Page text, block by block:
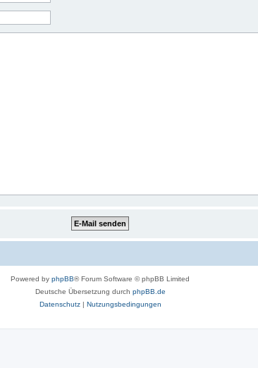
Powered by phpBB® Forum Software © phpBB Limited
Deutsche Übersetzung durch phpBB.de
Datenschutz| Nutzungsbedingungen